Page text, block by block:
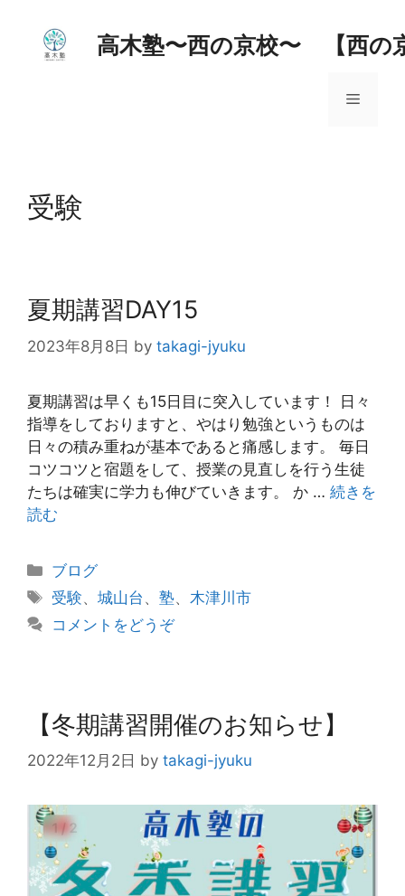
高木塾〜西の京校〜 【西の
メ
受験
夏期講習DAY15
2023年8月8日 by takagi-jyuku
夏期講習は早くも15日目に突入しています！ 日々
指導をしておりますと、やはり勉強というものは
日々の積み重ねが基本であると痛感します。 毎日
コツコツと宿題をして、授業の見直しを行う生徒
たちは確実に学力も伸びていきます。 か … 続きを
読む
カ
テ
リ
ブログ
タ
受験、城山台 、塾、 木津川市
コメントをどうぞ
【冬期講習開催のお知らせ】
2022年12月2日 by takagi-jyuku